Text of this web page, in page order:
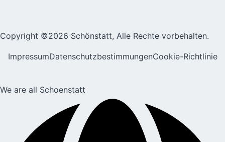
Copyright ©2026 Schönstatt, Alle Rechte vorbehalten.
ImpressumDatenschutzbestimmungenCookie-Richtlinie
We are all Schoenstatt